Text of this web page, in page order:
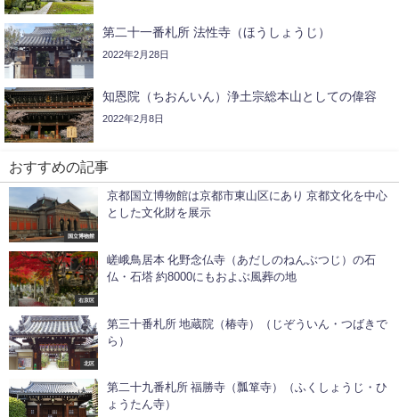
第二十一番札所 法性寺（ほうしょうじ）
2022年2月28日
知恩院（ちおんいん）浄土宗総本山としての偉容
2022年2月8日
おすすめの記事
国立博物館
京都国立博物館は京都市東山区にあり 京都文化を中心
とした文化財を展示
右京区
嵯峨鳥居本 化野念仏寺（あだしのねんぶつじ）の石
仏・石塔 約8000にもおよぶ風葬の地
北区
第三十番札所 地蔵院（椿寺）（じぞういん・つばきで
ら）
第二十九番札所 福勝寺（瓢箪寺）（ふくしょうじ・ひ
ょうたん寺）